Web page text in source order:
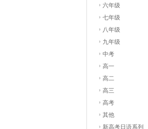
六年级
七年级
八年级
九年级
中考
高一
高二
高三
高考
其他
新高考日语系列